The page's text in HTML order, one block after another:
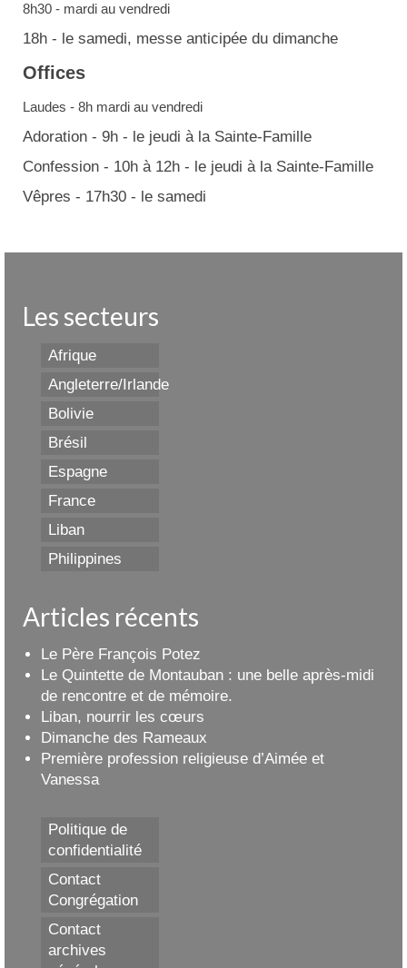
8h30 - mardi au vendredi
18h - le samedi, messe anticipée du dimanche
Offices
Laudes - 8h mardi au vendredi
Adoration - 9h - le jeudi à la Sainte-Famille
Confession - 10h à 12h - le jeudi à la Sainte-Famille
Vêpres - 17h30 - le samedi
Les secteurs
Afrique
Angleterre/Irlande
Bolivie
Brésil
Espagne
France
Liban
Philippines
Articles récents
Le Père François Potez
Le Quintette de Montauban : une belle après-midi
de rencontre et de mémoire.
Liban, nourrir les cœurs
Dimanche des Rameaux
Première profession religieuse d’Aimée et
Vanessa
Politique de
confidentialité
Contact
Congrégation
Contact
archives